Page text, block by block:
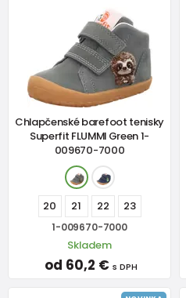
Chlapčenské barefoot tenisky
Superfit FLUMMI Green 1-
009670-7000
20 21 22 23
1-009670-7000
Skladem
od 60,2 € s DPH